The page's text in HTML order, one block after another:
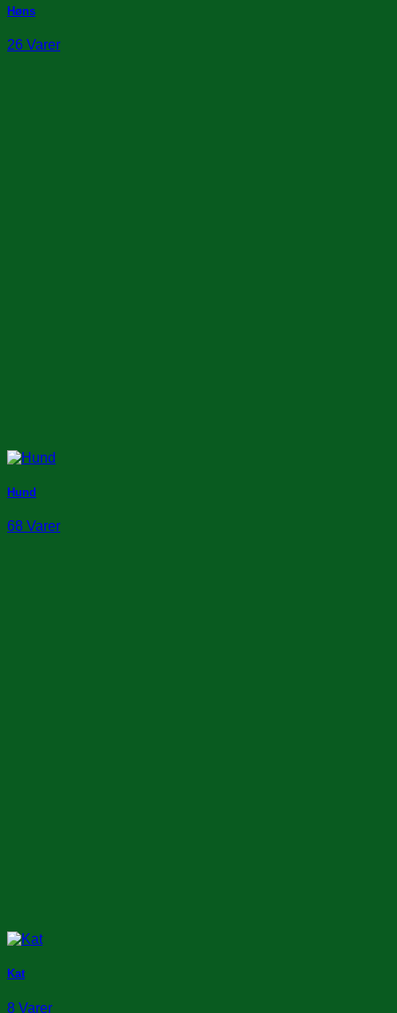
Høns
26 Varer
Hund
68 Varer
Kat
8 Varer